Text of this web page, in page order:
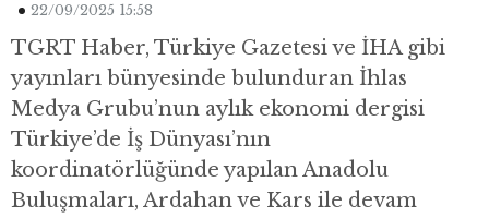
22/09/2025 15:58
TGRT Haber, Türkiye Gazetesi ve İHA gibi
yayınları bünyesinde bulunduran İhlas
Medya Grubu’nun aylık ekonomi dergisi
Türkiye’de İş Dünyası’nın
koordinatörlüğünde yapılan Anadolu
Buluşmaları, Ardahan ve Kars ile devam